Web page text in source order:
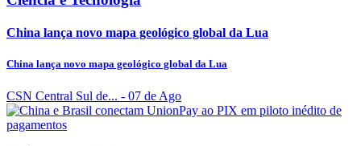
China lança novo mapa geológico global da Lua
China lança novo mapa geológico global da Lua
CSN Central Sul de... - 07 de Ago